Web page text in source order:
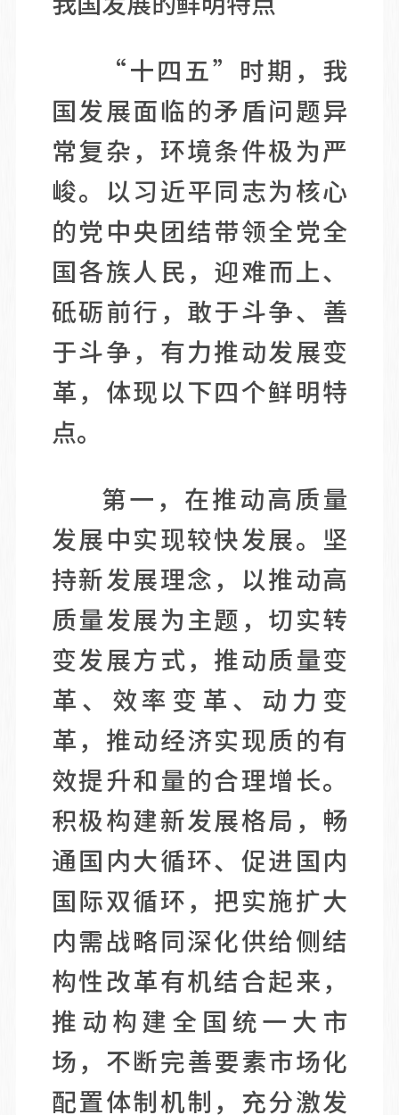
“十四五”时期，我
国发展面临的矛盾问题异
常复杂，环境条件极为严
峻。以习近平同志为核心
的党中央团结带领全党全
国各族人民，迎难而上、
砥砺前行，敢于斗争、善
于斗争，有力推动发展变
革，体现以下四个鲜明特
点。
第一，在推动高质量
发展中实现较快发展。坚
持新发展理念，以推动高
质量发展为主题，切实转
变发展方式，推动质量变
革、效率变革、动力变
革，推动经济实现质的有
效提升和量的合理增长。
积极构建新发展格局，畅
通国内大循环、促进国内
国际双循环，把实施扩大
内需战略同深化供给侧结
构性改革有机结合起来，
推动构建全国统一大市
场，不断完善要素市场化
配置体制机制，充分激发